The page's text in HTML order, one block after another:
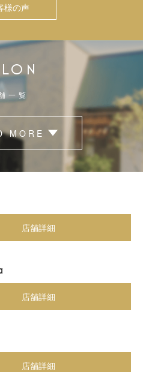
様の声
一覧
MORE
店舗詳細
店舗詳細
店舗詳細